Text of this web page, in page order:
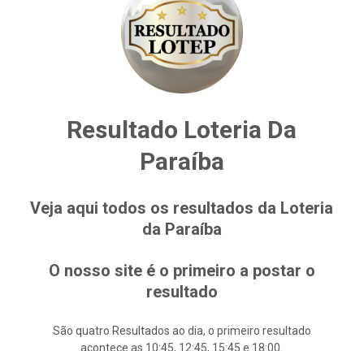
Resultado Loteria Da
Paraíba
Veja aqui todos os resultados da Loteria
da Paraíba
O nosso site é o primeiro a postar o
resultado
São quatro Resultados ao dia, o primeiro resultado
acontece as 10:45, 12:45, 15:45 e 18:00.